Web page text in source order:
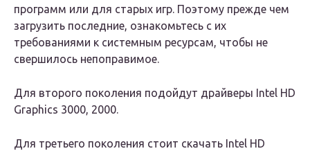
программ или для старых игр. Поэтому прежде чем
загрузить последние, ознакомьтесь с их
требованиями к системным ресурсам, чтобы не
свершилось непоправимое.
Для второго поколения подойдут драйверы Intel HD
Graphics 3000, 2000.
Для третьего поколения стоит скачать Intel HD